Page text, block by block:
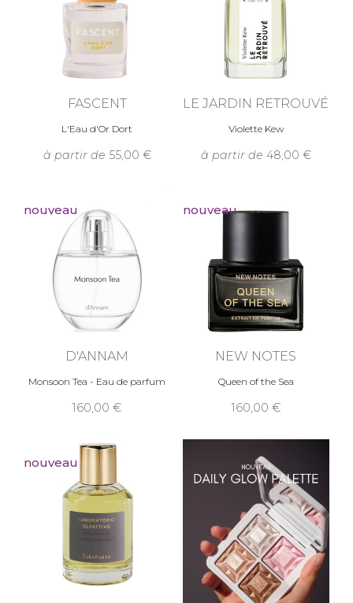
FASCENT
L'Eau d'Or Dort
à partir de 55,00
LE JARDIN RETROUVÉ
Violette Kew
à partir de 48,00
nouveau
D'ANNAM
Monsoon Tea - Eau de parfum
160,00
nouveau
NEW NOTES
Queen of the Sea
160,00
nouveau